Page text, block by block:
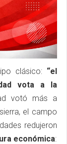
clásico: “el
vota a la
votó más a
el campo
redujeron
económica: